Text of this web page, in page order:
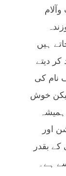
ہیں
دیتے
صرف نام کی
خوش
ہمیشہ
اور
کے بقدر
سے ہے۔